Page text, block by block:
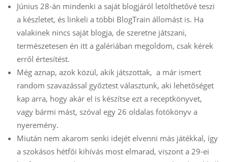
Június 28-án mindenki a saját blogjáról letölthetővé teszi
a készletet, és linkeli a többi BlogTrain állomást is. Ha
valakinek nincs saját blogja, de szeretne játszani,
természetesen én itt a galériában megoldom, csak kérek
erről értesítést.
Még aznap, azok közül, akik játszottak, a már ismert
random szavazással győztest választunk, aki lehetőséget
kap arra, hogy akár el is készítse ezt a receptkönyvet,
vagy bármi mást, szóval egy 26 oldalas fotókönyv a
nyeremény.
Miután nem akarom senki idejét elvenni más játékkal, így
a szokásos hétfői kihívás most elmarad, viszont a 29-ei